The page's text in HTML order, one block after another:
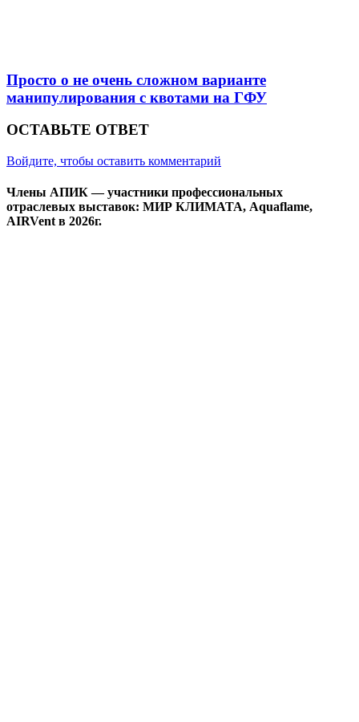
Просто о не очень сложном варианте
манипулирования с квотами на ГФУ
ОСТАВЬТЕ ОТВЕТ
Войдите, чтобы оставить комментарий
Члены АПИК — участники профессиональных
отраслевых выставок: МИР КЛИМАТА, Aquaflame,
AIRVent в 2026г.